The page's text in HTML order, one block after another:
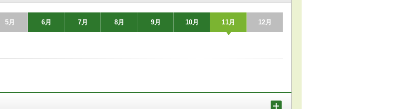
5月 6月 7月 8月 9月 10月 11月 12月